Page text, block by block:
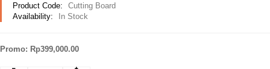
Product Code:
Cutting Board
Availability:
In Stock
Promo: Rp399,000.00